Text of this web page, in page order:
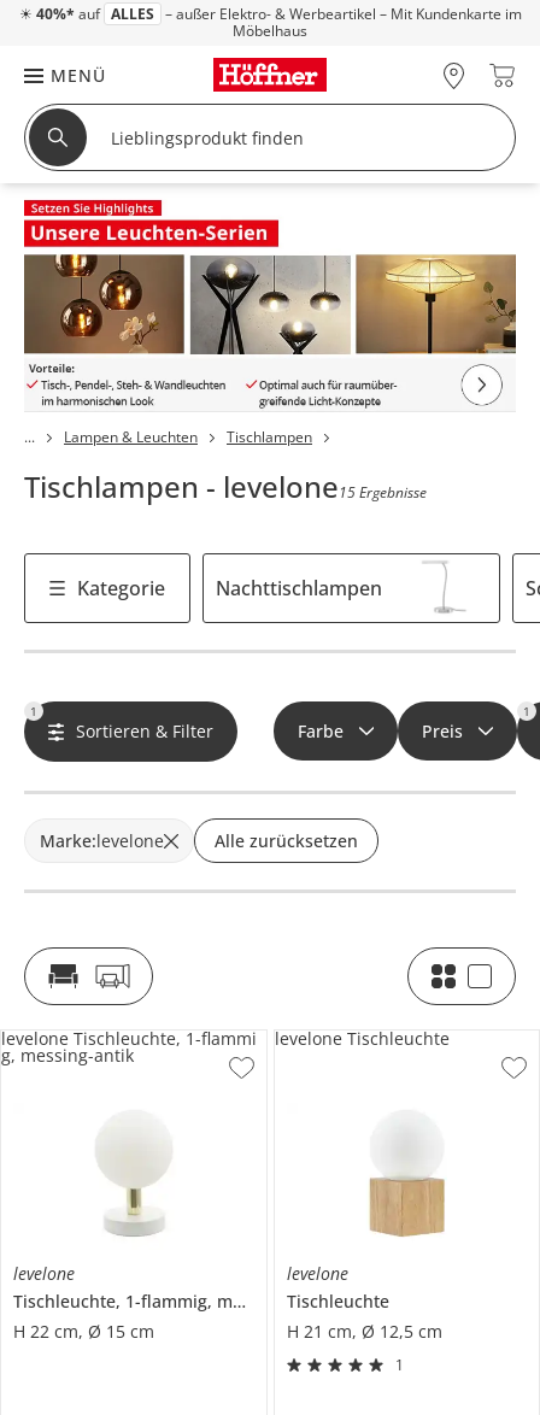
☀ 40%* auf ALLES – außer Elektro- & Werbeartikel – Mit Kundenkarte im
Möbelhaus
MENÜ
Lampen & Leuchten Tischlampen
Tischlampen - levelone15 Ergebnisse
Kategorie Nachttischlampen
1
Sortieren & Filter Farbe Preis
1
Marke:levelone Alle zurücksetzen
levelone
Tischleuchte, 1-flammig, messing-antik
H 22 cm, Ø 15 cm
levelone Tischleuchte, 1-flammi
g, messing-antik
levelone
Tischleuchte
H 21 cm, Ø 12,5 cm
1
levelone Tischleuchte